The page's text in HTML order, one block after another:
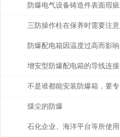
防爆电气设备铸造件表面瑕疵
修复
三防操作柱在保养时需要注意
的事项
防爆配电箱因温度过高而影响
使用寿命
增安型防爆配电箱的导线连接
不是谁都能安装防爆箱，要专
业人士才行
煤尘的防爆
石化企业、海洋平台等所使用